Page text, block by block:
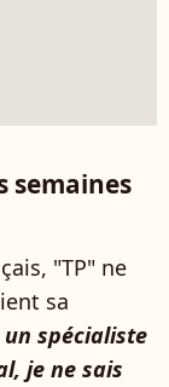
semaines
"TP" ne
sa
spécialiste
je ne sais